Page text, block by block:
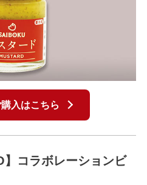
入はこちら
】コラボレーションビ